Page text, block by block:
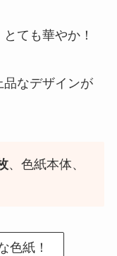
ても華やか！
品なデザインが
、色紙本体、
色紙！